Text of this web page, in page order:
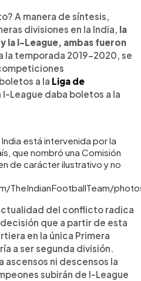
A manera de síntesis,
divisiones en la India, la
la I-League, ambas fueron
la temporada 2019-2020, se
a la Liga de
I-League daba boletos a la
está intervenida por la
que nombró una Comisión
de carácter ilustrativo y no
del conflicto radica
que a partir de esta
en la única Primera
a ser segunda división.
ascensos ni descensos la
subirán de I-League